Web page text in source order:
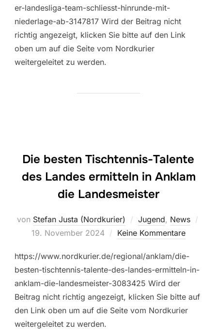
er-landesliga-team-schliesst-hinrunde-mit-
niederlage-ab-3147817 Wird der Beitrag nicht
richtig angezeigt, klicken Sie bitte auf den Link
oben um auf die Seite vom Nordkurier
weitergeleitet zu werden.
Die besten Tischtennis-Talente
des Landes ermitteln in Anklam
die Landesmeister
von Stefan Justa (Nordkurier) Jugend, News
19. November 2024 Keine Kommentare
https://www.nordkurier.de/regional/anklam/die-
besten-tischtennis-talente-des-landes-ermitteln-in-
anklam-die-landesmeister-3083425 Wird der
Beitrag nicht richtig angezeigt, klicken Sie bitte auf
den Link oben um auf die Seite vom Nordkurier
weitergeleitet zu werden.